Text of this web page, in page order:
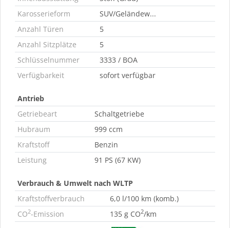
Karosserieform
SUV/Geländew...
Anzahl Türen
5
Anzahl Sitzplätze
5
Schlüsselnummer
3333 / BOA
Verfügbarkeit
sofort verfügbar
Antrieb
Getriebeart
Schaltgetriebe
Hubraum
999 ccm
Kraftstoff
Benzin
Leistung
91 PS (67 KW)
Verbrauch & Umwelt nach WLTP
Kraftstoffverbrauch
6,0 l/100 km (komb.)
CO2-Emission 135 g CO2/km